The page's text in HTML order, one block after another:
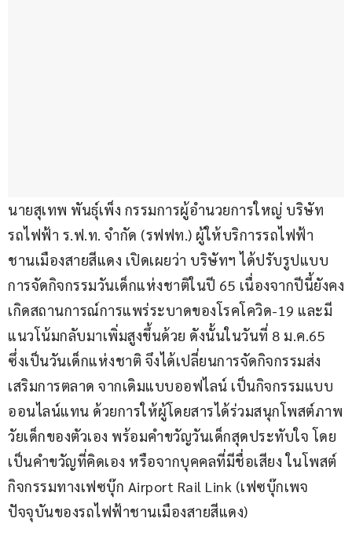
นายสุเทพ พันธุ์เพ็ง กรรมการผู้อำนวยการใหญ่ บริษัท
รถไฟฟ้า ร.ฟ.ท. จำกัด (รฟฟท.) ผู้ให้บริการรถไฟฟ้า
ชานเมืองสายสีแดง เปิดเผยว่า บริษัทฯ ได้ปรับรูปแบบ
การจัดกิจกรรมวันเด็กแห่งชาติในปี 65 เนื่องจากปีนี้ยังคง
เกิดสถานการณ์การแพร่ระบาดของโรคโควิด-19 และมี
แนวโน้มกลับมาเพิ่มสูงขึ้นด้วย ดังนั้นในวันที่ 8 ม.ค.65
ซึ่งเป็นวันเด็กแห่งชาติ จึงได้เปลี่ยนการจัดกิจกรรมส่ง
เสริมการตลาด จากเดิมแบบออฟไลน์ เป็นกิจกรรมแบบ
ออนไลน์แทน ด้วยการให้ผู้โดยสารได้ร่วมสนุกโพสต์ภาพ
วัยเด็กของตัวเอง พร้อมคำขวัญวันเด็กสุดประทับใจ โดย
เป็นคำขวัญที่คิดเอง หรือจากบุคคลที่มีชื่อเสียง ในโพสต์
กิจกรรมทางเฟซบุ๊ก Airport Rail Link (เฟซบุ๊กเพจ
ปัจจุบันของรถไฟฟ้าชานเมืองสายสีแดง)